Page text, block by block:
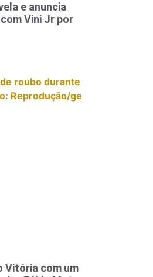
e anuncia
Vini Jr por
Vitória com um